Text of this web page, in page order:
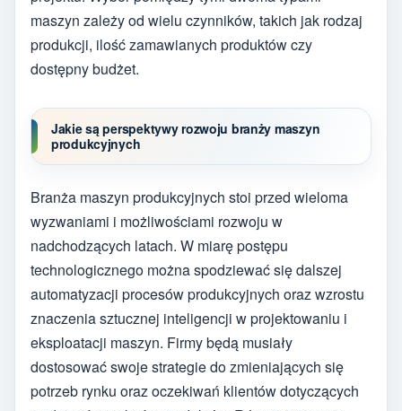
maszyn zależy od wielu czynników, takich jak rodzaj
produkcji, ilość zamawianych produktów czy
dostępny budżet.
Jakie są perspektywy rozwoju branży maszyn
produkcyjnych
Branża maszyn produkcyjnych stoi przed wieloma
wyzwaniami i możliwościami rozwoju w
nadchodzących latach. W miarę postępu
technologicznego można spodziewać się dalszej
automatyzacji procesów produkcyjnych oraz wzrostu
znaczenia sztucznej inteligencji w projektowaniu i
eksploatacji maszyn. Firmy będą musiały
dostosować swoje strategie do zmieniających się
potrzeb rynku oraz oczekiwań klientów dotyczących